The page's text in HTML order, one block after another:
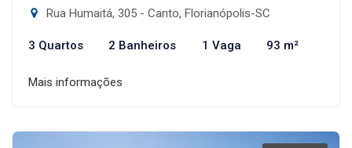
Rua Humaitá, 305 - Canto, Florianópolis-SC
3 Quartos 2 Banheiros 1 Vaga 93 m²
Mais informações